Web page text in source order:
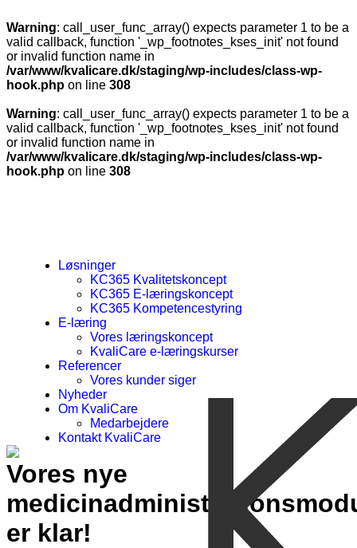
Warning: call_user_func_array() expects parameter 1 to be a
valid callback, function '_wp_footnotes_kses_init' not found
or invalid function name in
/var/www/kvalicare.dk/staging/wp-includes/class-wp-
hook.php on line 308
Warning: call_user_func_array() expects parameter 1 to be a
valid callback, function '_wp_footnotes_kses_init' not found
or invalid function name in
/var/www/kvalicare.dk/staging/wp-includes/class-wp-
hook.php on line 308
Løsninger
KC365 Kvalitetskoncept
KC365 E-læringskoncept
KC365 Kompetencestyring
E-læring
Vores læringskoncept
KvaliCare e-læringskurser
Referencer
Vores kunder siger
Nyheder
Om KvaliCare
Medarbejdere
Kontakt KvaliCare
Vores nye
er klar!